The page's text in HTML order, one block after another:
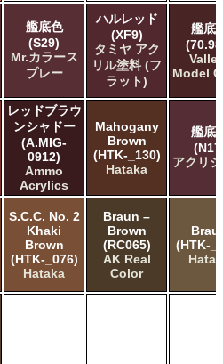
艦底色
(S29)
Mr.カラース
プレー
ハルレッド
(XF9)
タミヤ アク
リル塗料 (フ
ラット)
艦底
Model
レッドブラウ
ンシャドー
(A.MIG-
0912)
Ammo
Acrylics
Mahogany
Brown
(HTK-_130)
Hataka
艦底
アクリ
S.C.C. No. 2
Khaki
Brown
(HTK-_076)
Hataka
Braun –
Brown
(RC065)
AK Real
Color
(HTK-